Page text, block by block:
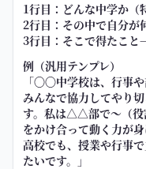
1行目：どんな中学か（
2行目：その中で自分が
3行目：そこで得たこ
例（汎用テンプレ）
「〇〇中学校は、行事
みんなで協力してやり
す。私は△△部で〜（役
をかけ合って動く力が
高校でも、授業や行事
たいです。」